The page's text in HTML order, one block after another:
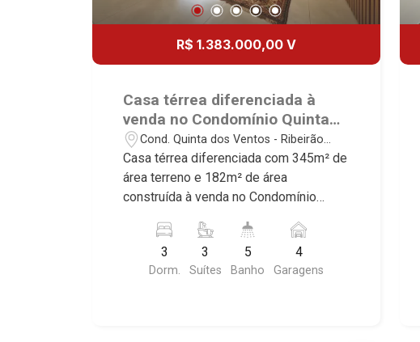
R$ 1.383.000,00 V
Casa térrea diferenciada à
venda no Condomínio Quinta
dos Ventos, próximo ao
Shopping Iguatemi - Ribeirão
Preto/SP.
Cond. Quinta dos Ventos - Ribeirão
Preto/SP
Casa térrea diferenciada com 345m² de
área terreno e 182m² de área
construída à venda no Condomínio
Shopping Iguatemi - Bairro Cond. Quinta
Dos Ventos, Ribeirão Preto/SP.
Conheça as características deste
3
Dorm.
3
Suítes
5
Banho
4
Garagens